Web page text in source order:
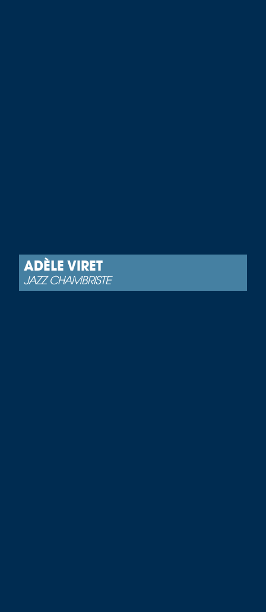
ADÈLE VIRET
JAZZ CHAMBRISTE